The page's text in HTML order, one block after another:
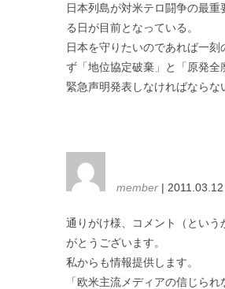
日本列島が対米テロ闘争の最重
る日が目前となっている。
日本を守りたいのであれば一刻
ず「地位協定破棄」と「原発全
緊急声明発表しなければならな
member |
通りがけ様、コメント（という
がとうございます。
私からも情報提供します。
「欧米主流メディアの信じられ